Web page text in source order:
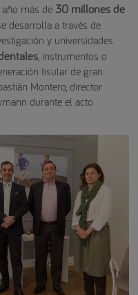
más de 30 millones de
desarrolla a través de
y universidades
, instrumentos o
tisular de gran
Montero, director
durante el acto